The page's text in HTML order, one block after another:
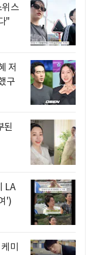
스
"
저
구
된
LA
')
미